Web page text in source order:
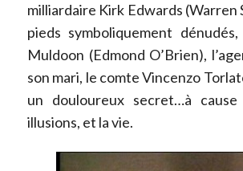
milliardaire Kirk Edwards (Warren
pieds symboliquement
Muldoon (Edmond O’Brien),
son mari, le comte Vincenzo
un douloureux secret…à
illusions, et la vie.